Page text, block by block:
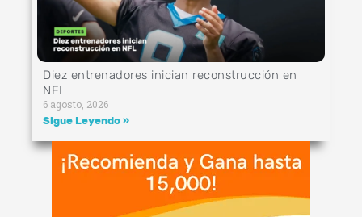
Diez entrenadores inician reconstrucción en
NFL
6 agosto, 2026
Sigue Leyendo »